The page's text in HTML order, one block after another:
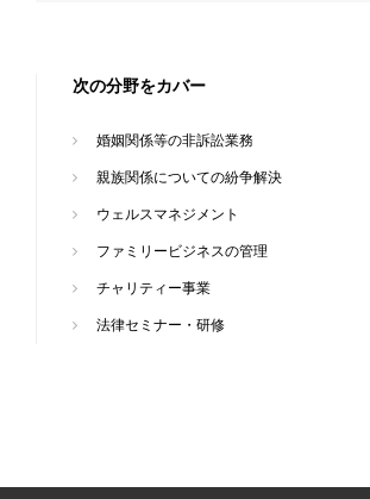
次の分野をカバー
婚姻関係等の非訴訟業務
親族関係についての紛争解決
ウェルスマネジメント
ファミリービジネスの管理
チャリティー事業
法律セミナー・研修